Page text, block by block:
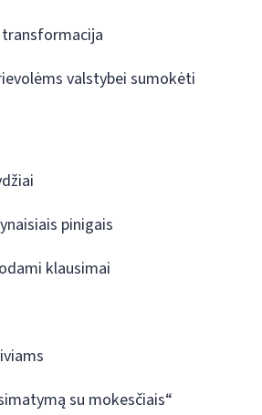
valstybei sumokėti
pinigais
klausimai
su mokesčiais“